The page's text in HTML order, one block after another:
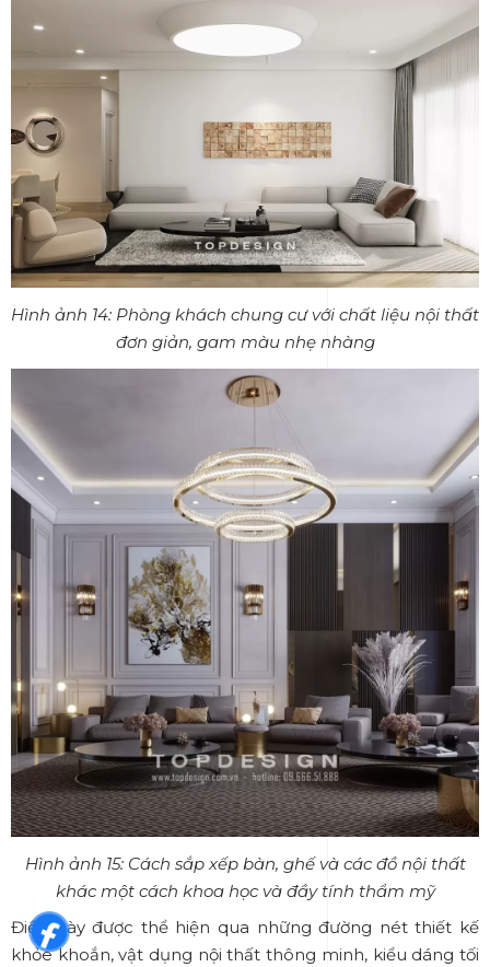
Hình ảnh 14: Phòng khách chung cư với chất liệu nội thất
đơn giản, gam màu nhẹ nhàng
Hình ảnh 15: Cách sắp xếp bàn, ghế và các đồ nội thất
khác một cách khoa học và đầy tính thẩm mỹ
Điều này được thể hiện qua những đường nét thiết kế
khỏe khoắn, vật dụng nội thất thông minh, kiểu dáng tối